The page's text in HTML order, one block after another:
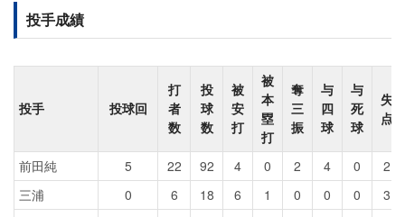
投手成績
投手 投球回
打
者
数
投
球
数
被
安
打
被
本
塁
打
奪
三
振
与
四
球
与
死
球
失
点
前田純 5 22 92 4 0 2 4 0
2
三浦
0 6 18 6 1 0 0 0
3